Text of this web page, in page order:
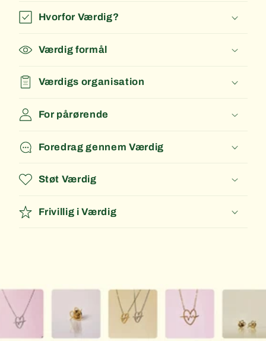
Hvorfor Værdig?
Værdig formål
Værdigs organisation
For pårørende
Foredrag gennem Værdig
Støt Værdig
Frivillig i Værdig